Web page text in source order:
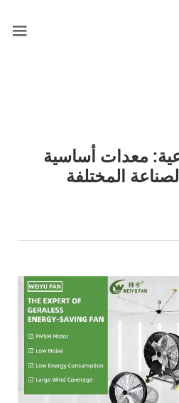
معدات أساسية
المختلفة